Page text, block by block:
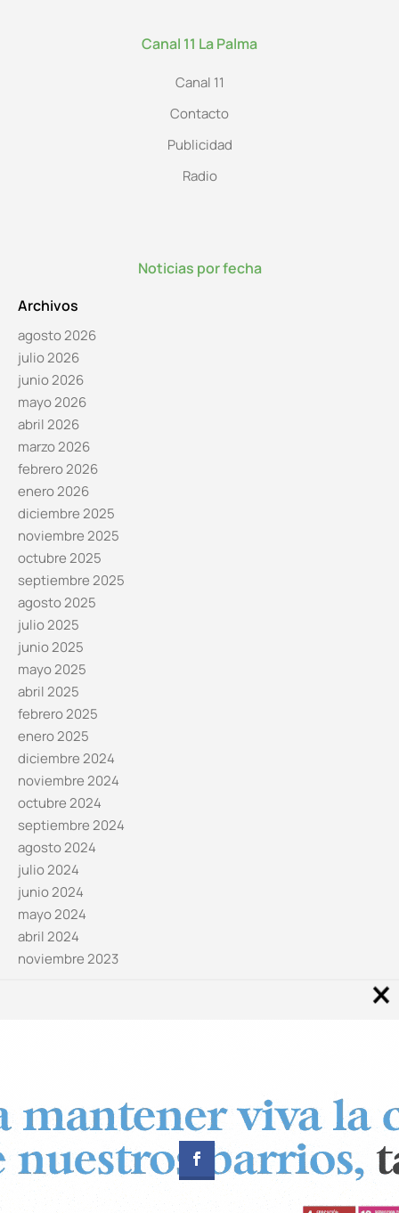
Canal 11 La Palma
Canal 11
Contacto
Publicidad
Radio
Noticias por fecha
Archivos
agosto 2026
julio 2026
junio 2026
mayo 2026
abril 2026
marzo 2026
febrero 2026
enero 2026
diciembre 2025
noviembre 2025
octubre 2025
septiembre 2025
agosto 2025
julio 2025
junio 2025
mayo 2025
abril 2025
febrero 2025
enero 2025
diciembre 2024
noviembre 2024
octubre 2024
septiembre 2024
agosto 2024
julio 2024
junio 2024
mayo 2024
abril 2024
noviembre 2023